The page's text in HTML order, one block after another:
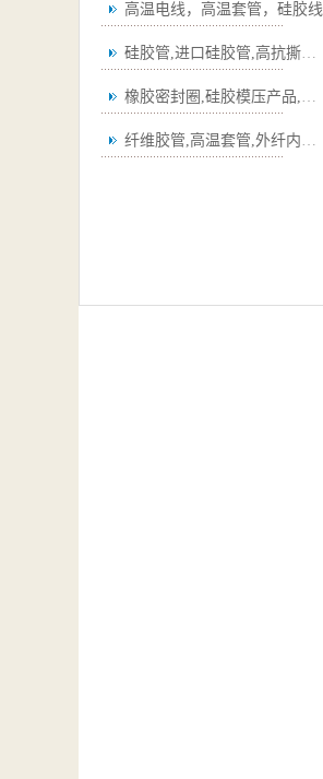
高温电线，高温套管，硅胶线
硅胶管,进口硅胶管,高抗撕硅胶管
橡胶密封圈,硅胶模压产品,弯管
纤维胶管,高温套管,外纤内胶套管,